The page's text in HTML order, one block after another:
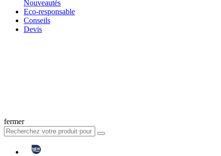
Nouveautés
Eco-responsable
Conseils
Devis
fermer